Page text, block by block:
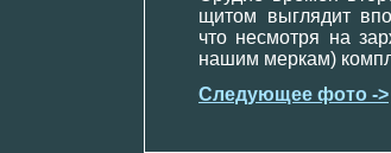
щитом выглядит
что несмотря на
нашим меркам)
Следующее фото ->